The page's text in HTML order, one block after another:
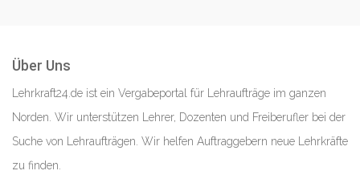
Über Uns
Lehrkraft24.de ist ein Vergabeportal für Lehraufträge im ganzen
Norden. Wir unterstützen Lehrer, Dozenten und Freiberufler bei der
Suche von Lehraufträgen. Wir helfen Auftraggebern neue Lehrkräfte
zu finden.